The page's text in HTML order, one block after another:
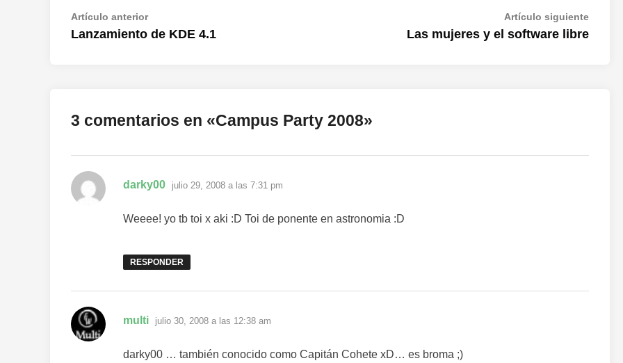
Navegación
de
Artículo anteriorArtículo
anterior:
Lanzamiento de KDE 4.1
Artículo siguienteArtículo
Las mujeres y el software libre
3 comentarios en «Campus Party 2008»
darky00 dice:
julio 29, 2008 a las 7:31 pm
Weeee! yo tb toi x aki :D Toi de ponente en astronomia :D
RESPONDER
multi dice:
julio 30, 2008 a las 12:38 am
darky00 … también conocido como Capitán Cohete xD… es broma ;)